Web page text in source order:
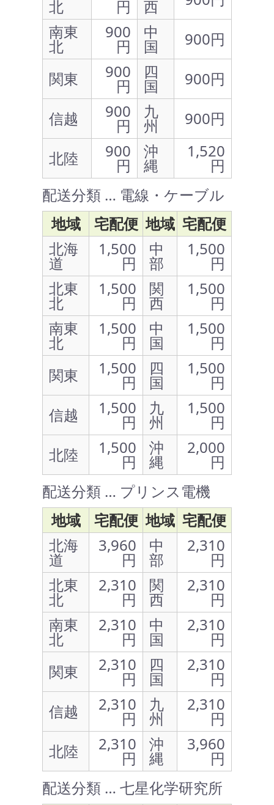
北 円 西
南東
北
900
円
中
国
900円
関東
900
円
四
国
900円
信越
900
円
九
州
900円
北陸
900
円
沖
縄
1,520
円
配送分類 … 電線・ケーブル
地域
宅配便 地域 宅配便
北海
道
1,500
円
中
部
1,500
円
北東
北
1,500
円
関
西
1,500
円
南東
北
1,500
円
中
国
1,500
円
関東
1,500
円
四
国
1,500
円
信越
1,500
円
九
州
1,500
円
北陸
1,500
円
沖
縄
2,000
円
配送分類 … プリンス電機
地域
宅配便 地域 宅配便
北海
道
3,960
円
中
部
2,310
円
北東
北
2,310
円
関
西
2,310
円
南東
北
2,310
円
中
国
2,310
円
関東
2,310
円
四
国
2,310
円
信越
2,310
円
九
州
2,310
円
北陸
2,310
円
沖
縄
3,960
円
配送分類 … 七星化学研究所